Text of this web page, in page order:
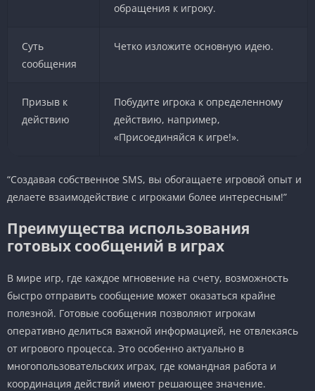
обращения к игроку.
Суть
сообщения
Четко изложите основную идею.
Призыв к
действию
Побудите игрока к определенному
действию, например,
«Присоединяйся к игре!».
“Создавая собственное SMS, вы обогащаете игровой опыт и
делаете взаимодействие с игроками более интересным!”
Преимущества использования
готовых сообщений в играх
В мире игр, где каждое мгновение на счету, возможность
быстро отправить сообщение может оказаться крайне
полезной. Готовые сообщения позволяют игрокам
оперативно делиться важной информацией, не отвлекаясь
от игрового процесса. Это особенно актуально в
многопользовательских играх, где командная работа и
координация действий имеют решающее значение.